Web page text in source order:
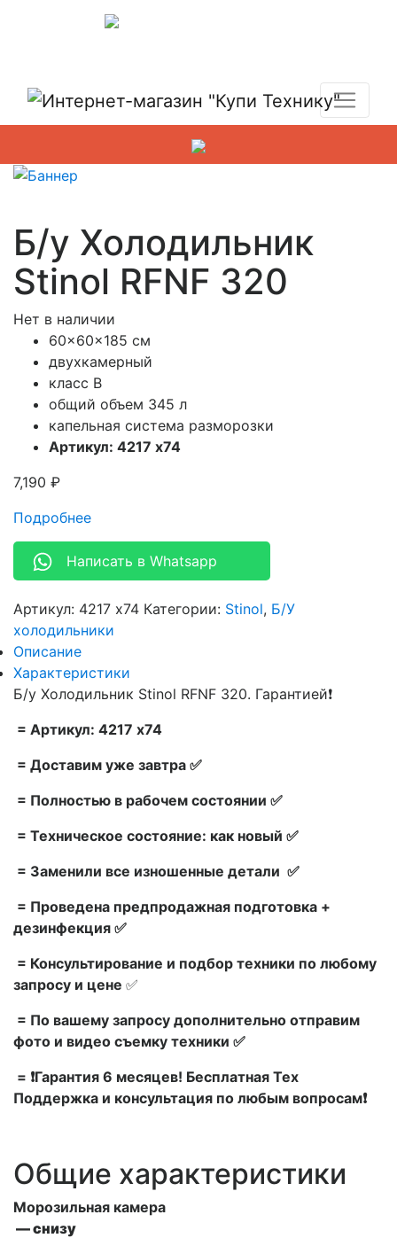
Б/у Холодильник
Stinol RFNF 320
Нет в наличии
60x60x185 см
двухкамерный
класс В
общий объем 345 л
капельная система разморозки
Артикул: 4217 x74
7,190 ₽
Подробнее
Написать в Whatsapp
Артикул: 4217 x74 Категории: Stinol, Б/У
холодильники
Описание
Характеристики
Б/у Холодильник Stinol RFNF 320. Гарантией❗
= Артикул: 4217 x74
= Доставим уже завтра ✅
= Полностью в рабочем состоянии ✅
= Техническое состояние: как новый ✅
= Заменили все изношенные детали ✅
= Проведена предпродажная подготовка +
дезинфекция ✅
= Консультирование и подбор техники по любому
запросу и цене ✅
= По вашему запросу дополнительно отправим
фото и видео съемку техники ✅
= ❗Гарантия 6 месяцев! Бесплатная Тех
Поддержка и консультация по любым вопросам❗
Общие характеристики
Морозильная камера
— снизу